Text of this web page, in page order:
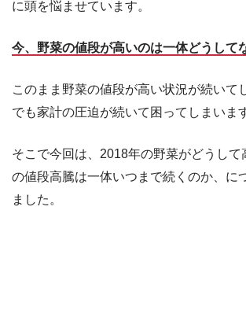
に頭を悩ませています。
今、野菜の値段が高いのは一体どうして
このまま野菜の値段が高い状況が続いて
でも家計の圧迫が続いて困ってしまいま
そこで今回は、2018年の野菜がどうして
の値段高騰は一体いつまで続くのか、に
ました。